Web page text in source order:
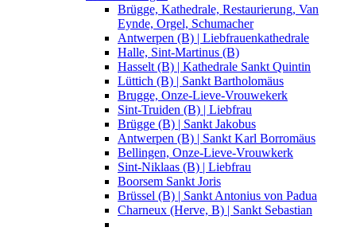
Brügge, Kathedrale, Restaurierung, Van
Eynde, Orgel, Schumacher
Antwerpen (B) | Liebfrauenkathedrale
Halle, Sint-Martinus (B)
Hasselt (B) | Kathedrale Sankt Quintin
Lüttich (B) | Sankt Bartholomäus
Brugge, Onze-Lieve-Vrouwekerk
Sint-Truiden (B) | Liebfrau
Brügge (B) | Sankt Jakobus
Antwerpen (B) | Sankt Karl Borromäus
Bellingen, Onze-Lieve-Vrouwkerk
Sint-Niklaas (B) | Liebfrau
Boorsem Sankt Joris
Brüssel (B) | Sankt Antonius von Padua
Charneux (Herve, B) | Sankt Sebastian